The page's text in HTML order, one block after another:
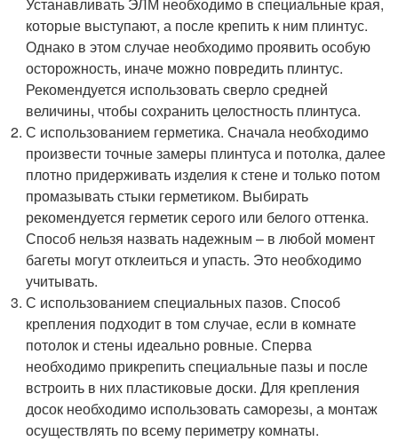
которые выступают, а после крепить к ним плинтус.
Однако в этом случае необходимо проявить особую
осторожность, иначе можно повредить плинтус.
Рекомендуется использовать сверло средней
величины, чтобы сохранить целостность плинтуса.
С использованием герметика. Сначала необходимо
произвести точные замеры плинтуса и потолка, далее
плотно придерживать изделия к стене и только потом
промазывать стыки герметиком. Выбирать
рекомендуется герметик серого или белого оттенка.
Способ нельзя назвать надежным – в любой момент
багеты могут отклеиться и упасть. Это необходимо
учитывать.
С использованием специальных пазов. Способ
крепления подходит в том случае, если в комнате
потолок и стены идеально ровные. Сперва
необходимо прикрепить специальные пазы и после
встроить в них пластиковые доски. Для крепления
досок необходимо использовать саморезы, а монтаж
осуществлять по всему периметру комнаты.